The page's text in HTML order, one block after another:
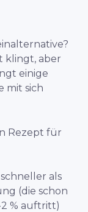
klingt, aber
einige
mit sich
Rezept für
als
(die schon
% auftritt)